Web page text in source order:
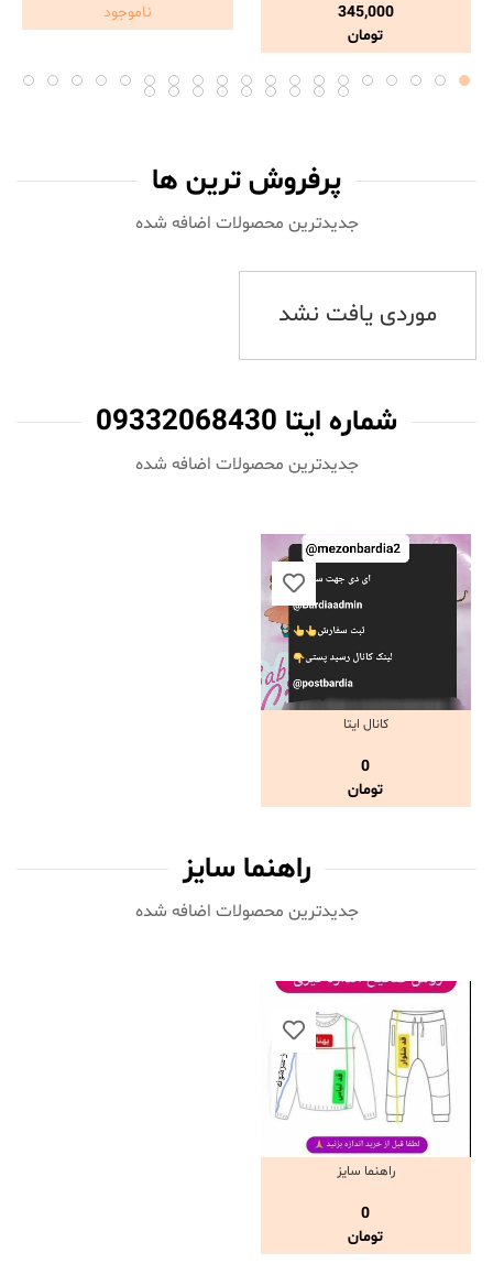
345,000
تومان
ناموجود
پرفروش ترین ها
جدیدترین محصولات اضافه شده‌
موردی یافت نشد
شماره ایتا 09332068430
جدیدترین محصولات اضافه شده‌
مشاهده و خرید
کانال ایتا
0
تومان
راهنما سایز
جدیدترین محصولات اضافه شده‌
مشاهده و خرید
راهنما سایز
0
تومان